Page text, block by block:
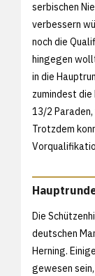
serbischen
verbessern
noch die
hingegen
in die
zumindest
13/2
Trotzdem
Die
deutschen
Herning.
gewesen